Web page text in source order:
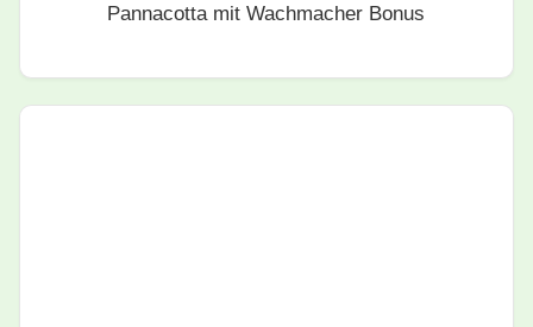
Pannacotta mit Wachmacher Bonus